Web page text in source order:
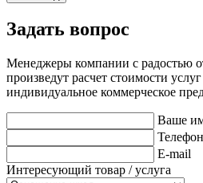
Задать вопрос
Менеджеры компании с радостью
произведут расчет стоимости
индивидуальное коммерческое
Ваше
Телефон
E-mail
Интересующий товар / услуга